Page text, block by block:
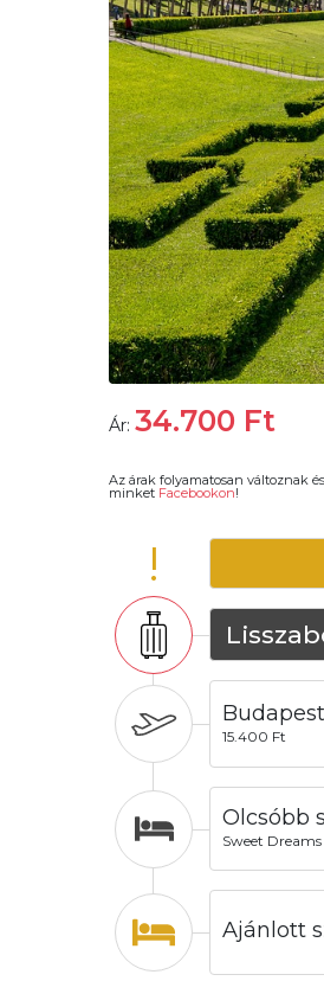
Ár: 34.700 Ft
Az árak folyamatosan változnak
minket Facebookon!
!
15.400 Ft
Olcsóbb
Sweet
Ajánlott